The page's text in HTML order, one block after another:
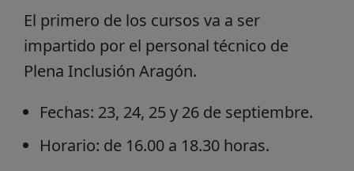
El primero de los cursos va a ser
impartido por el personal técnico de
Plena Inclusión Aragón.
Fechas: 23, 24, 25 y 26 de septiembre.
Horario: de 16.00 a 18.30 horas.